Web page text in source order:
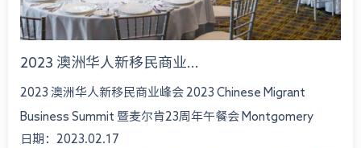
2023 澳洲华人新移民商业...
2023 澳洲华人新移民商业峰会 2023 Chinese Migrant
Business Summit 暨麦尔肯23周年午餐会 Montgomery
International Consultant 23rd An...
日期：2023.02.17